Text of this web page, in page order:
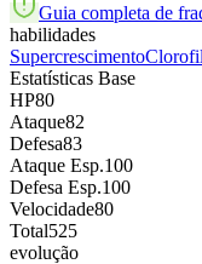
Guia completa de
habilidades
Supercrescimento
Estatísticas Base
HP80
Ataque82
Defesa83
Ataque Esp.100
Defesa Esp.100
Velocidade80
Total525
evolução